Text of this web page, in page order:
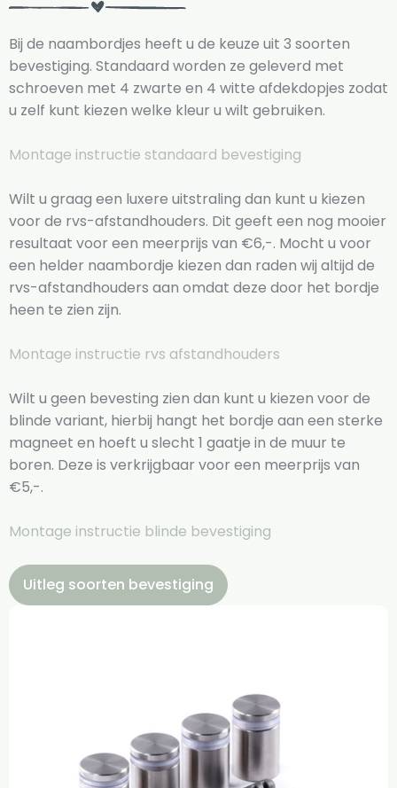
Bij de naambordjes heeft u de keuze uit 3 soorten
bevestiging. Standaard worden ze geleverd met
schroeven met 4 zwarte en 4 witte afdekdopjes zodat
u zelf kunt kiezen welke kleur u wilt gebruiken.
Montage instructie standaard bevestiging
Wilt u graag een luxere uitstraling dan kunt u kiezen
voor de rvs-afstandhouders. Dit geeft een nog mooier
resultaat voor een meerprijs van €6,-. Mocht u voor
een helder naambordje kiezen dan raden wij altijd de
rvs-afstandhouders aan omdat deze door het bordje
heen te zien zijn.
Montage instructie rvs afstandhouders
Wilt u geen bevesting zien dan kunt u kiezen voor de
blinde variant, hierbij hangt het bordje aan een sterke
magneet en hoeft u slecht 1 gaatje in de muur te
boren. Deze is verkrijgbaar voor een meerprijs van
€5,-.
Montage instructie blinde bevestiging
Uitleg soorten bevestiging